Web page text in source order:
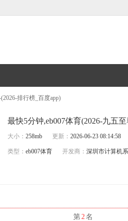
排行榜_百度app)
最快5分钟,eb007体育(2026-九五
大小：258mb 更新：2026-06-23 08:14:58
类型：eb007体育 开发商：深圳市计算机
第2名